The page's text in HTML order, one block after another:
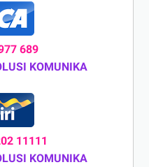
689
KOMUNIKA
11111
KOMUNIKA